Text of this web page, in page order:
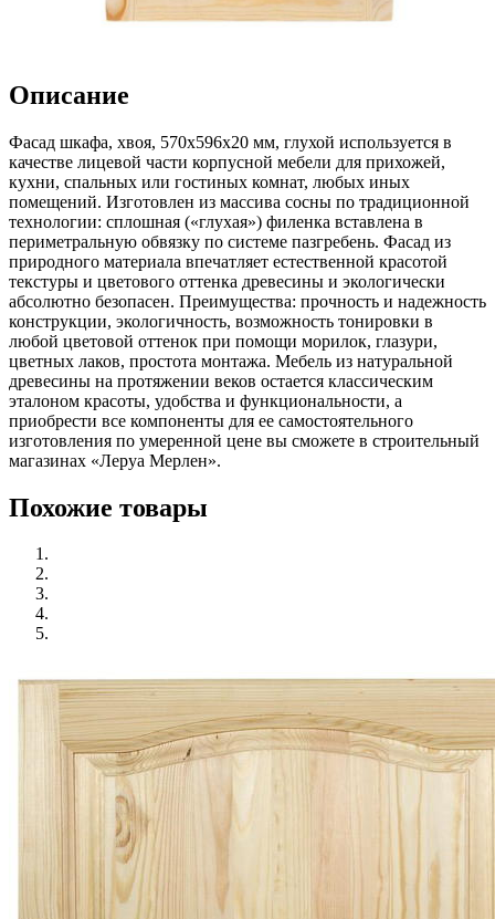
Описание
Фасад шкафа, хвоя, 570х596х20 мм, глухой используется в
качестве лицевой части корпусной мебели для прихожей,
кухни, спальных или гостиных комнат, любых иных
помещений. Изготовлен из массива сосны по традиционной
технологии: сплошная («глухая») филенка вставлена в
периметральную обвязку по системе пазгребень. Фасад из
природного материала впечатляет естественной красотой
текстуры и цветового оттенка древесины и экологически
абсолютно безопасен. Преимущества: прочность и надежность
конструкции, экологичность, возможность тонировки в
любой цветовой оттенок при помощи морилок, глазури,
цветных лаков, простота монтажа. Мебель из натуральной
древесины на протяжении веков остается классическим
эталоном красоты, удобства и функциональности, а
приобрести все компоненты для ее самостоятельного
изготовления по умеренной цене вы сможете в строительный
магазинах «Леруа Мерлен».
Похожие товары